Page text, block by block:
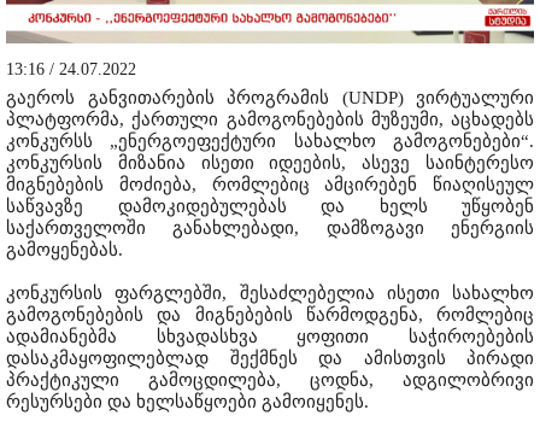
13:16 / 24.07.2022
გაეროს განვითარების პროგრამის (UNDP) ვირტუალური
პლატფორმა, ქართული გამოგონებების მუზეუმი, აცხადებს
კონკურსს „ენერგოეფექტური სახალხო გამოგონებები“.
კონკურსის მიზანია ისეთი იდეების, ასევე საინტერესო
მიგნებების მოძიება, რომლებიც ამცირებენ წიაღისეულ
საწვავზე დამოკიდებულებას და ხელს უწყობენ
საქართველოში განახლებადი, დამზოგავი ენერგიის
გამოყენებას.
კონკურსის ფარგლებში, შესაძლებელია ისეთი სახალხო
გამოგონებების და მიგნებების წარმოდგენა, რომლებიც
ადამიანებმა სხვადასხვა ყოფითი საჭიროებების
დასაკმაყოფილებლად შექმნეს და ამისთვის პირადი
პრაქტიკული გამოცდილება, ცოდნა, ადგილობრივი
რესურსები და ხელსაწყოები გამოიყენეს.